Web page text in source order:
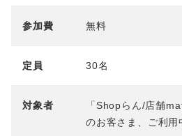
参加費 無料
定員 30名
対象者
「Shopらん/店舗
のお客さま、ご利用